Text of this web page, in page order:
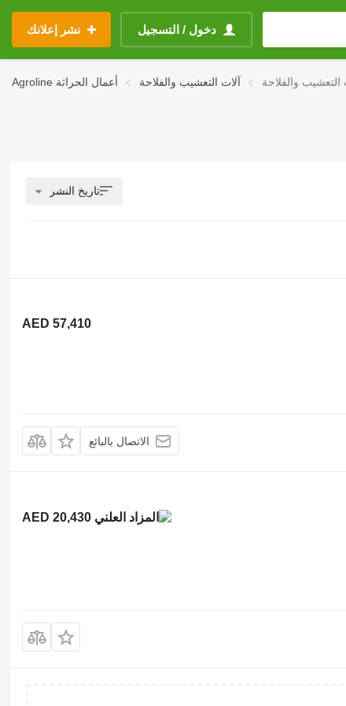
دخول / التسجيل نشر إعلانك
Agroline أعمال الحراثة آلات التعشيب والفلاحة
تاريخ النشر
AED 57,410
الاتصال بالبائع
AED 20,430